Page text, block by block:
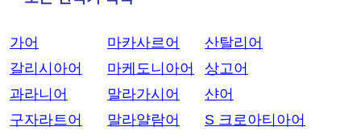
가어
갈리시아어
과라니어
구자라트어
마카사르어
마케도니아어
말라가시어
말라얄람어
산탈리어
상고어
샨어
S 크로아티아어